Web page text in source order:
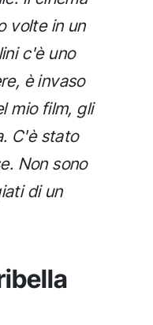
volte in un
c'è uno
è invaso
mio film, gli
C'è stato
Non sono
di un